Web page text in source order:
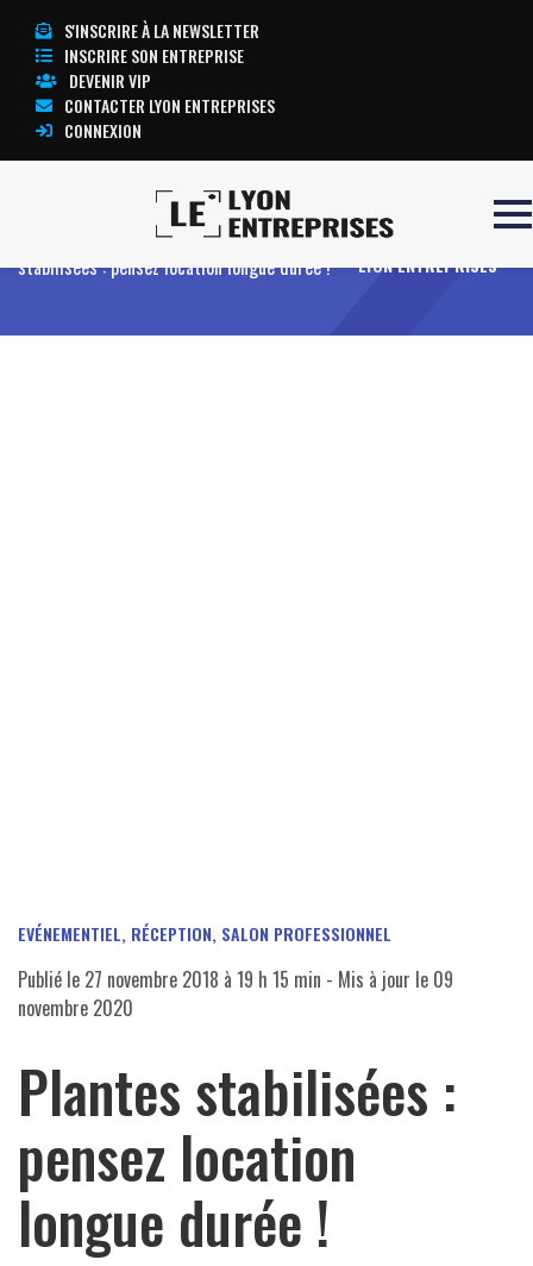
S'INSCRIRE À LA NEWSLETTER
INSCRIRE SON ENTREPRISE
DEVENIR VIP
CONTACTER LYON ENTREPRISES
CONNEXION
Offres
Plantes
stabilisées : pensez location longue durée !
TOUTE L’ACTUALITÉ
LYON ENTREPRISES
EVÉNEMENTIEL, RÉCEPTION, SALON PROFESSIONNEL
Publié le 27 novembre 2018 à 19 h 15 min - Mis à jour le 09
novembre 2020
Plantes stabilisées :
pensez location
longue durée !